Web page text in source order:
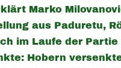
Marko
aus Paduretu,
im Laufe der
Hobern